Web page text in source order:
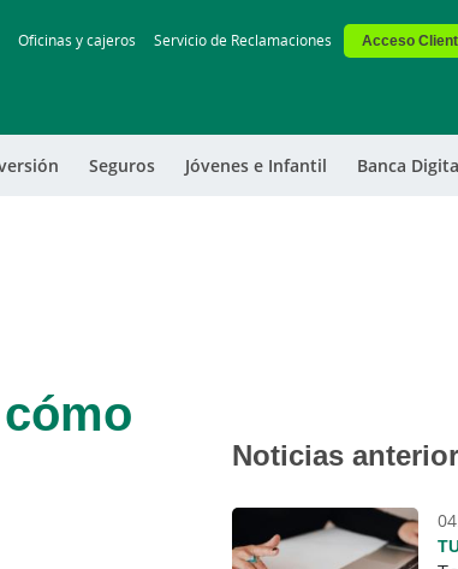
to
Oficinas y cajeros Servicio de Reclamaciones Acceso
Seguros Jóvenes e Infantil Banca
Noticias